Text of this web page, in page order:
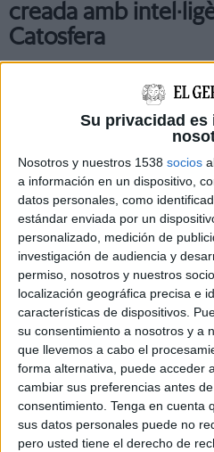
Su privacidad es
Nosotros y nuestros 1538 socios
a información en un dispositivo,
datos personales, como
estándar enviada por un
personalizado, medición de
investigación de audiencia y
permiso, nosotros y nuestros
localización geográfica precisa e
características de dispositivos.
su consentimiento a nosotros y a
que llevemos a cabo el
forma alternativa, puede acceder
cambiar sus preferencias antes
consentimiento. Tenga en cuenta
sus datos personales puede no
pero usted tiene el derecho de
creada amb
Catosfera
La Catosfera de Girona, el punt
catalana, ha compost aquest
amb el suport de la intel·ligència
La Costa Brava ja
aquest estiu
La cançó "La mar d’amunt",
'Projecte Nu', s'ha presentat
escollit pel Patronat de Turisme
Diputació ...